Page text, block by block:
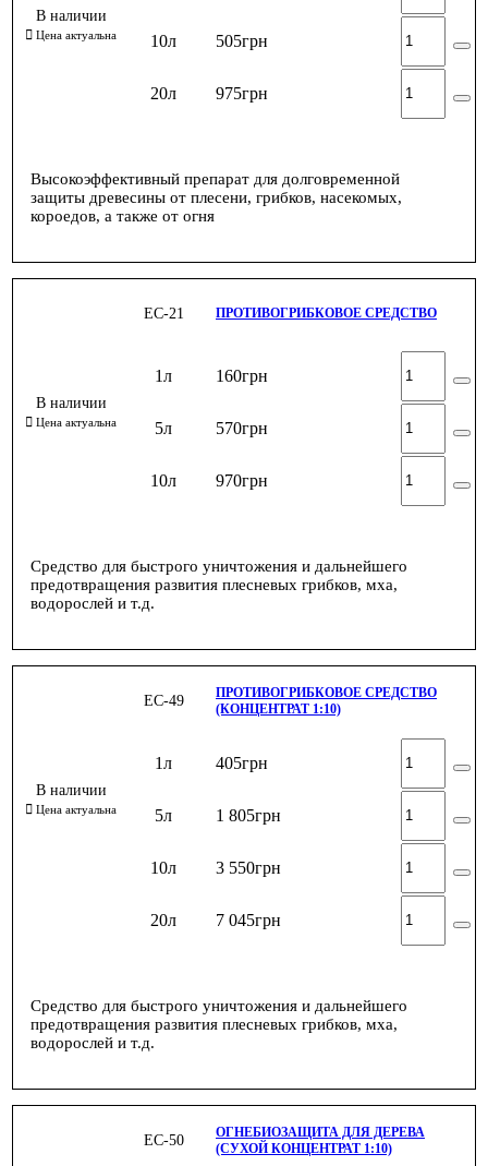
10л 505грн
20л 975грн
Высокоэффективный препарат для долговременной
защиты древесины от плесени, грибков, насекомых,
короедов, а также от огня
ЕС-21 ПРОТИВОГРИБКОВОЕ СРЕДСТВО
1л 160грн
5л 570грн
10л 970грн
Средство для быстрого уничтожения и дальнейшего
предотвращения развития плесневых грибков, мха,
водорослей и т.д.
ЕС-49
ПРОТИВОГРИБКОВОЕ СРЕДСТВО
(КОНЦЕНТРАТ 1:10)
1л 405грн
5л 1 805грн
10л 3 550грн
20л 7 045грн
Средство для быстрого уничтожения и дальнейшего
предотвращения развития плесневых грибков, мха,
водорослей и т.д.
ЕС-50
ОГНЕБИОЗАЩИТА ДЛЯ ДЕРЕВА
(СУХОЙ КОНЦЕНТРАТ 1:10)